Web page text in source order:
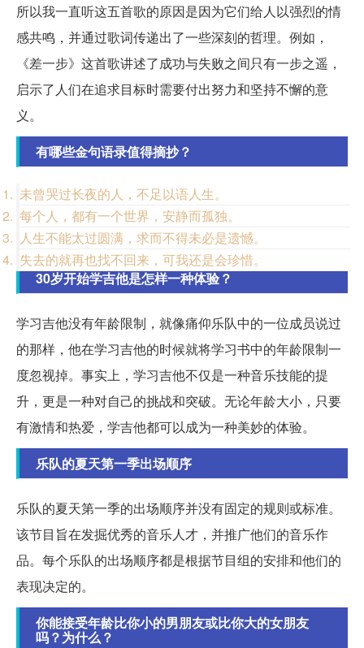
所以我一直听这五首歌的原因是因为它们给人以强烈的情
感共鸣，并通过歌词传递出了一些深刻的哲理。例如，
《差一步》这首歌讲述了成功与失败之间只有一步之遥，
启示了人们在追求目标时需要付出努力和坚持不懈的意
义。
有哪些金句语录值得摘抄？
未曾哭过长夜的人，不足以语人生。
每个人，都有一个世界，安静而孤独。
人生不能太过圆满，求而不得未必是遗憾。
失去的就再也找不回来，可我还是会珍惜。
30岁开始学吉他是怎样一种体验？
学习吉他没有年龄限制，就像痛仰乐队中的一位成员说过
的那样，他在学习吉他的时候就将学习书中的年龄限制一
度忽视掉。事实上，学习吉他不仅是一种音乐技能的提
升，更是一种对自己的挑战和突破。无论年龄大小，只要
有激情和热爱，学吉他都可以成为一种美妙的体验。
乐队的夏天第一季出场顺序
乐队的夏天第一季的出场顺序并没有固定的规则或标准。
该节目旨在发掘优秀的音乐人才，并推广他们的音乐作
品。每个乐队的出场顺序都是根据节目组的安排和他们的
表现决定的。
你能接受年龄比你小的男朋友或比你大的女朋友
吗？为什么？